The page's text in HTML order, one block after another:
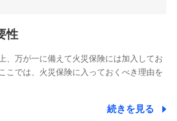
およびお問合せ内容の正確な把握のため
人情報
手続を実施するため
性
、万が一に備えて火災保険には加入してお
こでは、火災保険に入っておくべき理由を
続きを見る